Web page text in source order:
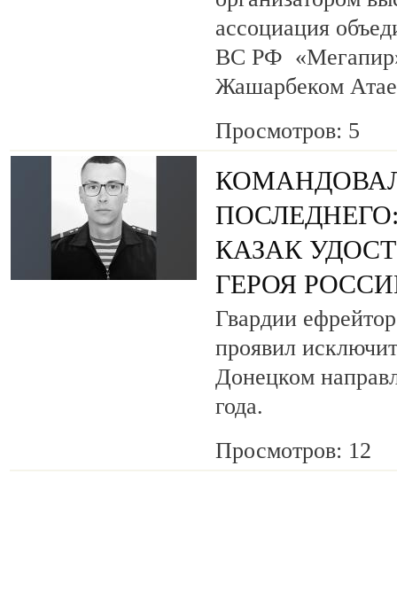
ассоциация
ВС РФ «Мегапир»
Жашарбеком
Просмотров: 5
КАЗАК
ГЕРОЯ
Гвардии
проявил
Донецком
года.
Просмотров: 12